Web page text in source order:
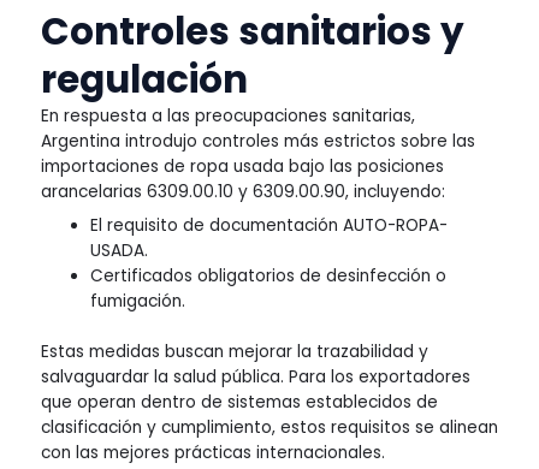
Controles sanitarios y
regulación
En respuesta a las preocupaciones sanitarias,
Argentina introdujo controles más estrictos sobre las
importaciones de ropa usada bajo las posiciones
arancelarias 6309.00.10 y 6309.00.90, incluyendo:
El requisito de documentación AUTO-ROPA-
USADA.
Certificados obligatorios de desinfección o
fumigación.
Estas medidas buscan mejorar la trazabilidad y
salvaguardar la salud pública. Para los exportadores
que operan dentro de sistemas establecidos de
clasificación y cumplimiento, estos requisitos se alinean
con las mejores prácticas internacionales.